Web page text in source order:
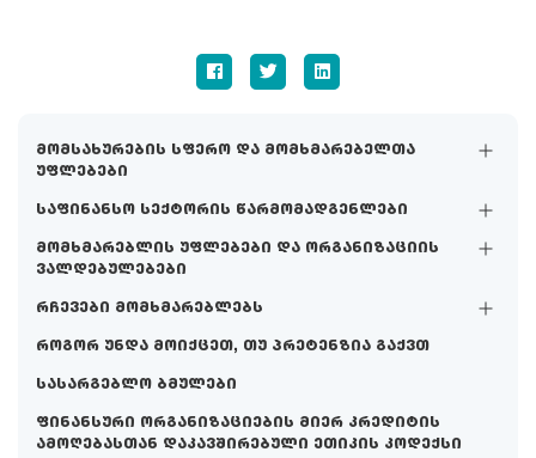
მომსახურების სფერო და მომხმარებელთა
უფლებები
საფინანსო სექტორის წარმომადგენლები
მომხმარებლის უფლებები და ორგანიზაციის
ვალდებულებები
რჩევები მომხმარებლებს
როგორ უნდა მოიქცეთ, თუ პრეტენზია გაქვთ
სასარგებლო ბმულები
ფინანსური ორგანიზაციების მიერ კრედიტის
ამოღებასთან დაკავშირებული ეთიკის კოდექსი